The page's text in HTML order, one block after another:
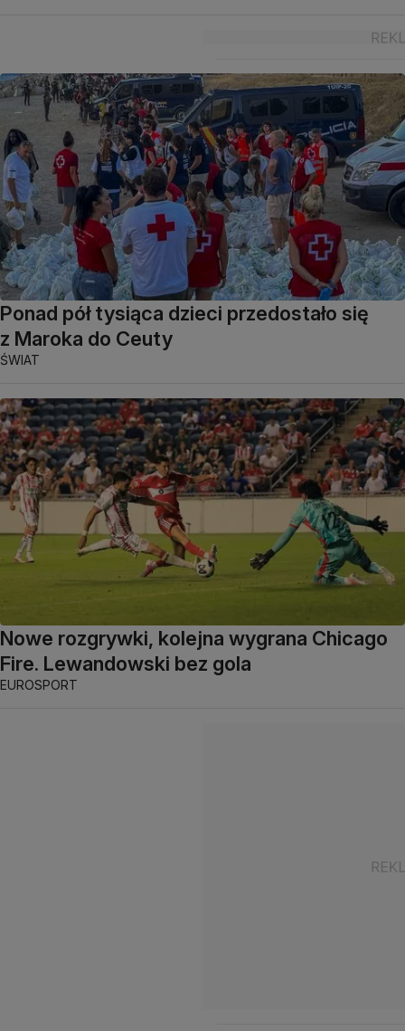
Ponad pół tysiąca dzieci przedostało się
z Maroka do Ceuty
ŚWIAT
Nowe rozgrywki, kolejna wygrana Chicago
Fire. Lewandowski bez gola
EUROSPORT